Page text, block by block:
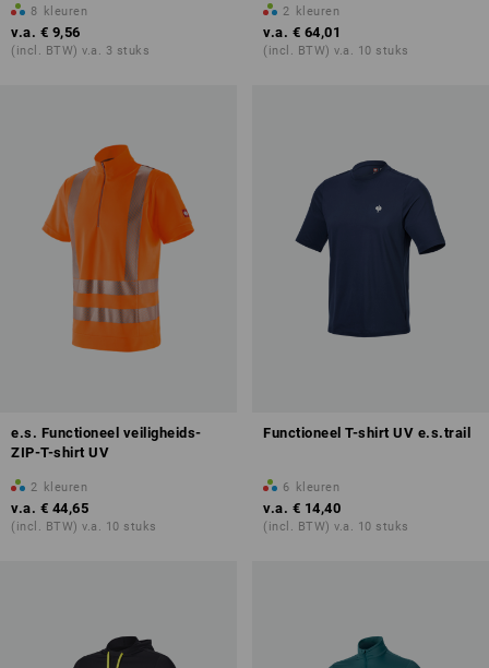
8 kleuren
v.a. € 9,56
(incl. BTW) v.a. 3 stuks
2 kleuren
v.a. € 64,01
(incl. BTW) v.a. 10 stuks
e.s. Functioneel veiligheids-
ZIP-T-shirt UV
2 kleuren
v.a. € 44,65
(incl. BTW) v.a. 10 stuks
Functioneel T-shirt UV e.s.trail
6 kleuren
v.a. € 14,40
(incl. BTW) v.a. 10 stuks